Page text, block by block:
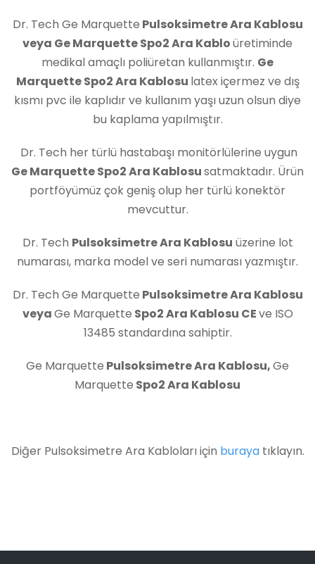
Dr. Tech Ge Marquette Pulsoksimetre Ara Kablosu
veya Ge Marquette Spo2 Ara Kabloüretiminde
medikal amaçlı poliüretan kullanmıştır. Ge
Marquette Spo2 Ara Kablosu latex içermez ve dış
kısmı pvc ile kaplıdır ve kullanım yaşı uzun olsun diye
bu kaplama yapılmıştır.
Dr. Tech her türlü hastabaşı monitörlülerine uygun
Ge Marquette Spo2 Ara Kablosusatmaktadır. Ürün
portföyümüz çok geniş olup her türlü konektör
mevcuttur.
Dr. Tech Pulsoksimetre Ara Kablosu üzerine lot
numarası, marka model ve seri numarası yazmıştır.
Dr. Tech Ge Marquette Pulsoksimetre Ara Kablosu
veyaGe Marquette Spo2 Ara Kablosu CEve ISO
13485 standardına sahiptir.
Ge Marquette Pulsoksimetre Ara Kablosu,Ge
Marquette Spo2 Ara Kablosu
Diğer Pulsoksimetre Ara Kabloları için buraya tıklayın.